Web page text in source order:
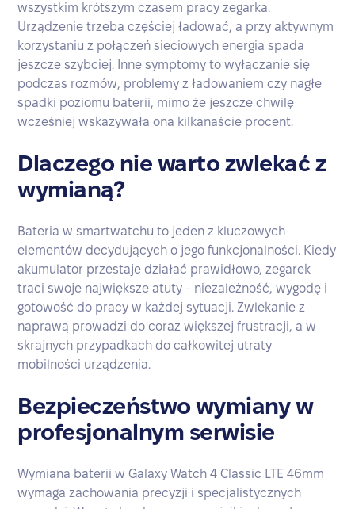
wszystkim krótszym czasem pracy zegarka.
Urządzenie trzeba częściej ładować, a przy aktywnym
korzystaniu z połączeń sieciowych energia spada
jeszcze szybciej. Inne symptomy to wyłączanie się
podczas rozmów, problemy z ładowaniem czy nagłe
spadki poziomu baterii, mimo że jeszcze chwilę
wcześniej wskazywała ona kilkanaście procent.
Dlaczego nie warto zwlekać z
wymianą?
Bateria w smartwatchu to jeden z kluczowych
elementów decydujących o jego funkcjonalności. Kiedy
akumulator przestaje działać prawidłowo, zegarek
traci swoje największe atuty - niezależność, wygodę i
gotowość do pracy w każdej sytuacji. Zwlekanie z
naprawą prowadzi do coraz większej frustracji, a w
skrajnych przypadkach do całkowitej utraty
mobilności urządzenia.
Bezpieczeństwo wymiany w
profesjonalnym serwisie
Wymiana baterii w Galaxy Watch 4 Classic LTE 46mm
wymaga zachowania precyzji i specjalistycznych